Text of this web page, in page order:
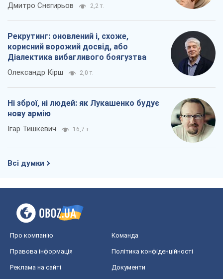
Дмитро Снєгирьов 2,2 т.
Рекрутинг: оновлений і, схоже,
корисний ворожий досвід, або
Діалектика вибагливого боягузтва
Олександр Кірш 2,0 т.
Ні зброї, ні людей: як Лукашенко будує
нову армію
Ігар Тишкевич 16,7 т.
Всі думки
Про компанію Команда
Правова інформація Політика конфіденційності
Реклама на сайті Документи